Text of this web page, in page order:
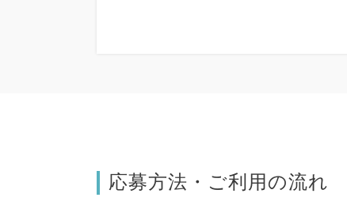
応募方法・ご利用の流れ